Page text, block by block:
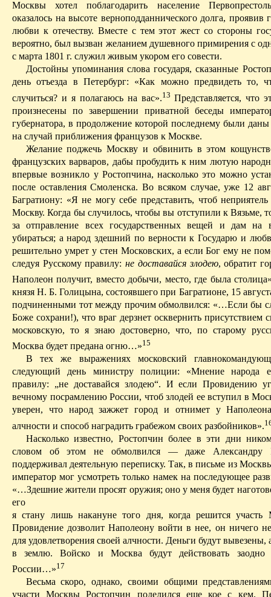
Москвы хотел поблагодарить население
оказалось на высоте верноподданнического долга, проявив
любви к отечеству. Вместе с тем этот жест со стороны
вероятно, был вызван желанием душевного примирения с
с марта 1801 г. служил живым укором его совести.
Достойны упоминания слова государя, сказанные
день отъезда в Петербург: «Как можно предвидеть то,
случиться? и я полагаюсь на вас».13 Представляется, что
произнесены по завершении приватной беседы
губернатора, в продолжение которой последнему были
на случай приближения французов к Москве.
Желание поджечь Москву и обвинить в этом
французских варваров, дабы пробудить к ним лютую
впервые возникло у Ростопчина, насколько это можно
после оставления Смоленска. Во всяком случае, уже 12
Багратиону: «Я не могу себе представить, чтоб
Москву. Когда бы случилось, чтобы вы отступили к Вязьме,
за отправление всех государственных вещей и дам на
убираться; а народ здешний по верности к Государю и
решительно умрет у стен Московских, а если Бог ему не
следуя Русскому правилу:не доставайся злодею, обратит
Наполеон получит, вместо добычи, место, где была
князя Н. Б. Голицына, состоявшего при Багратионе, 15
подчиненными тот между прочим обмолвился: «…Если бы
Боже сохрани!), что враг дерзнет осквернить присутствием
московскую, то я знаю достоверно, что, по старому
Москва будет предана огню…»15
В тех же выражениях московский
следующий день министру полиции: «Мнение народа
правилу: „не доставайся злодею“. И если Провидению
вечному посрамлению России, чтоб злодей ее вступил в
уверен, что народ зажжет город и отнимет у
алчности и способ наградить грабежом своих разбойников».
Насколько известно, Ростопчин более в эти дни
словом об этом не обмолвился — даже Александру
поддерживал деятельную переписку. Так, в письме из
император мог усмотреть только намек на последующее
«…Здешние жители просят оружия; оно у менябудет
его
я стану лишь накануне того дня, когда решится
Провидение дозволит Наполеону войти в нее, он ничего
для удовлетворения своей алчности. Деньги будут
в землю. Войско и Москва будут действовать заодно
России…»17
Весьма скоро, однако, своими общими
участи Москвы Ростопчин поделился еще кое с кем.